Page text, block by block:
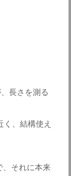
長さを測る
、結構使え
それに本来